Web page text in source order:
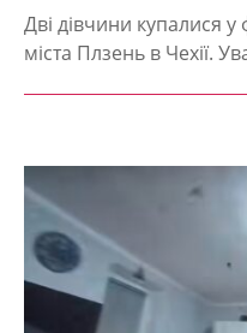
10-
10
Дві дівчини купалися у
міста Плзень в Чехії.